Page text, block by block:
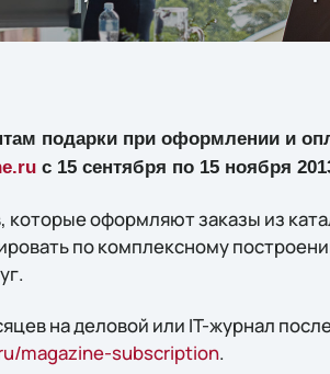
подарки при оформлении и
с 15 сентября по 15 ноября
оформляют заказы из
по комплексному
на деловой или IT-журнал
magazine-subscription.